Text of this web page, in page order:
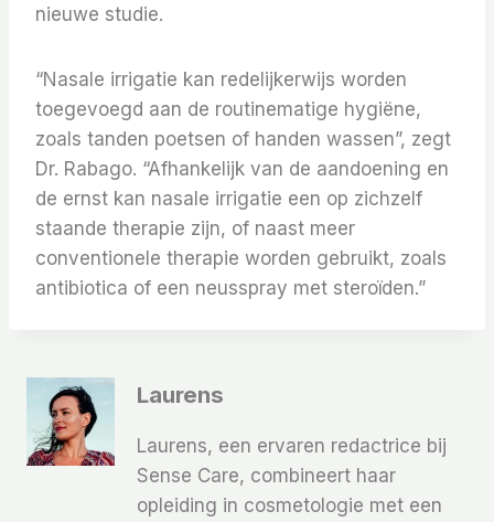
nieuwe studie.
“Nasale irrigatie kan redelijkerwijs worden
toegevoegd aan de routinematige hygiëne,
zoals tanden poetsen of handen wassen”, zegt
Dr. Rabago. “Afhankelijk van de aandoening en
de ernst kan nasale irrigatie een op zichzelf
staande therapie zijn, of naast meer
conventionele therapie worden gebruikt, zoals
antibiotica of een neusspray met steroïden.”
Laurens
Laurens, een ervaren redactrice bij
Sense Care, combineert haar
opleiding in cosmetologie met een